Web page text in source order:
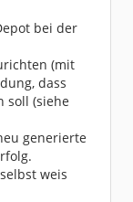
bei der
(mit
dass
soll (siehe
generierte
weis